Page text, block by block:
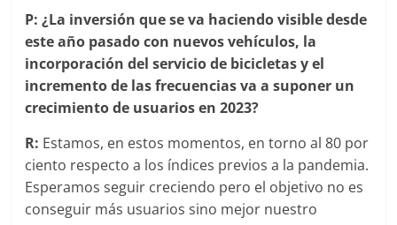
P: ¿La inversión que se va haciendo visible desde
este año pasado con nuevos vehículos, la
incorporación del servicio de bicicletas y el
incremento de las frecuencias va a suponer un
crecimiento de usuarios en 2023?
R: Estamos, en estos momentos, en torno al 80 por
ciento respecto a los índices previos a la pandemia.
Esperamos seguir creciendo pero el objetivo no es
conseguir más usuarios sino mejor nuestro